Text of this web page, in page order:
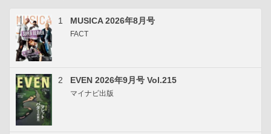
1 MUSICA 2026年8月号
FACT
2 EVEN 2026年9月号 Vol.215
マイナビ出版